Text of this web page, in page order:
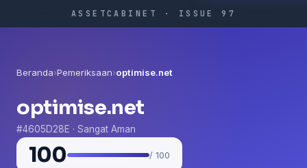
ASSETCABINET · ISSUE 97
Beranda›Pemeriksaan›optimise.net
optimise.net
#4605D28E · Sangat Aman
100 / 100